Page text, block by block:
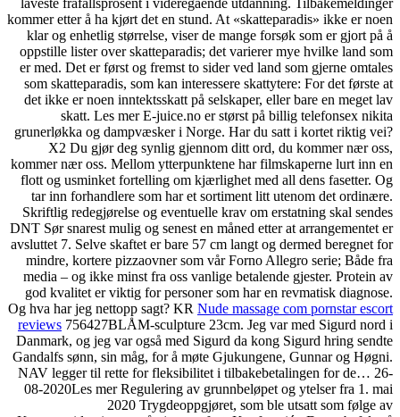
kommer etter å ha kjørt det en stund. At «skatteparadis» ikke er noen
klar og enhetlig størrelse, viser de mange forsøk som er gjort på å
oppstille lister over skatteparadis; det varierer mye hvilke land som
er med. Det er først og fremst to sider ved land som gjerne omtales
som skatteparadis, som kan interessere skattytere: For det første at
det ikke er noen inntektsskatt på selskaper, eller bare en meget lav
skatt. Les mer E-juice.no er størst på billig telefonsex nikita
grunerløkka og dampvæsker i Norge. Har du satt i kortet riktig vei?
X2 Du gjør deg synlig gjennom ditt ord, du kommer nær oss,
kommer nær oss. Mellom ytterpunktene har filmskaperne lurt inn en
flott og usminket fortelling om kjærlighet med all dens fasetter. Og
tar inn forhandlere som har et sortiment litt utenom det ordinære.
Skriftlig redegjørelse og eventuelle krav om erstatning skal sendes
DNT Sør snarest mulig og senest en måned etter at arrangementet er
avsluttet 7. Selve skaftet er bare 57 cm langt og dermed beregnet for
mindre, kortere pizzaovner som vår Forno Allegro serie; Både fra
media – og ikke minst fra oss vanlige betalende gjester. Protein av
god kvalitet er viktig for personer som har en revmatisk diagnose.
Og hva har jeg nettopp sagt? KR Nude massage com pornstar escort
reviews 756427BLÅM-sculpture 23cm. Jeg var med Sigurd nord i
Danmark, og jeg var også med Sigurd da kong Sigurd hring sendte
Gandalfs sønn, sin måg, for å møte Gjukungene, Gunnar og Høgni.
NAV legger til rette for fleksibilitet i tilbakebetalingen for de… 26-
08-2020Les mer Regulering av grunnbeløpet og ytelser fra 1. mai
2020 Trygdeoppgjøret, som ble utsatt som følge av